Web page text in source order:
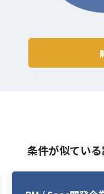
条件が似てい